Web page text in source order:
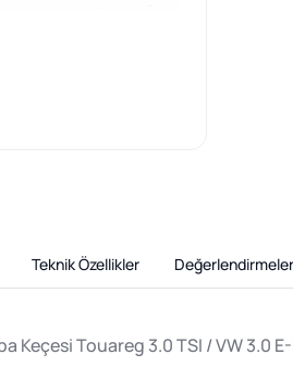
Teknik Özellikler
Keçesi Touareg 3.0 TSI / VW